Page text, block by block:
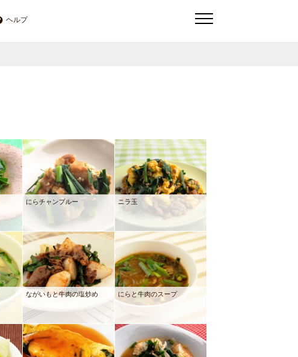
ヘルプ
にらチャンプルー ニラ玉
ながいもと牛肉の塩炒め にらと牛肉のスープ